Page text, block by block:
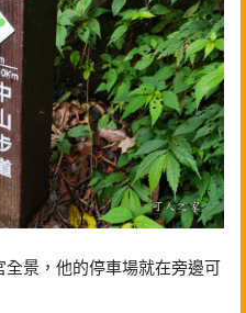
景，他的停車場就在旁邊可